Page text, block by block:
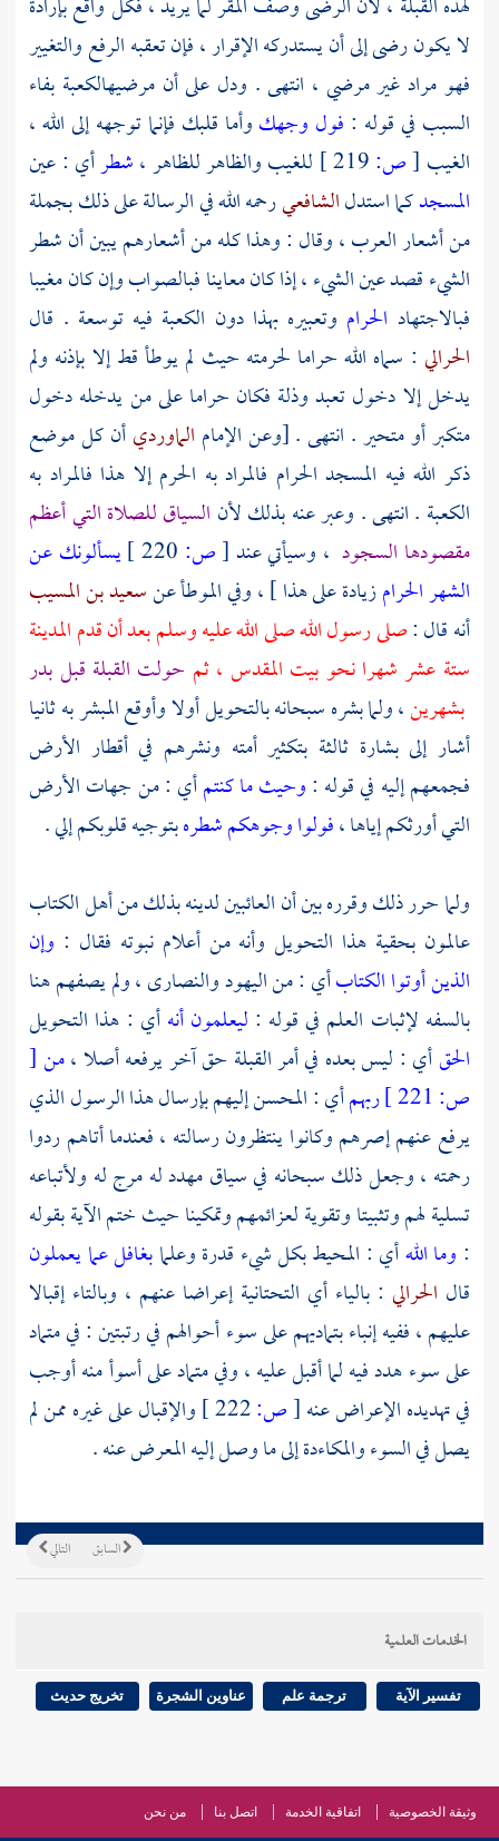
لا يكون رضى إلى أن يستدركه الإقرار ، فإن تعقبه الرفع والتغيير
فهو مراد غير مرضي ، انتهى . ودل على أن مرضيهالكعبة بفاء
السبب في قوله : فول وجهكوأما قلبك فإنما توجهه إلى الله ،
الغيب [ص: للغيب والظاهر للظاهر ،شطرأي : عين
المسجدكما استدلالشافعيرحمه الله في الرسالة على ذلك بجملة
من أشعار العرب ، وقال : وهذا كله من أشعارهم يبين أن شطر
الشيء قصد عين الشيء ، إذا كان معاينا فبالصواب وإن كان مغيبا
فبالاجتهاد الحرام وتعبيره بهذا دون الكعبة فيه توسعة . قال
الحرالي : سماه الله حراما لحرمته حيث لم يوطأ قط إلا بإذنه ولم
يدخل إلا دخول تعبد وذلة فكان حراما على من يدخله دخول
متكبر أو متحير . انتهى . [وعن الإمام الماورديأن كل موضع
ذكر الله فيه المسجد الحرام فالمراد به الحرم إلا هذا فالمراد به
الكعبة . انتهى . وعبر عنه بذلك لأن السياق للصلاة التي أعظم
مقصودها السجود ، وسيأتي عند[ص:
يسألونك عن
الشهر الحرامزيادة على هذا ] ، وفي الموطأ عنسعيد بن المسيب
أنه قال :صلى رسول الله صلى الله عليه وسلم بعد أن قدم المدينة
ستة عشر شهرا نحو بيت المقدس ، ثم حولت القبلة قبل بدر
بشهرين، ولما بشره سبحانه بالتحويل أولا وأوقع المبشر به ثانيا
أشار إلى بشارة ثالثة بتكثير أمته ونشرهم في أقطار الأرض
فجمعهم إليه في قوله :وحيث ما كنتمأي : من جهات الأرض
التي أورثكم إياها ،فولوا وجوهكم شطرهبتوجيه قلوبكم إلي .
ولما حرر ذلك وقرره بين أن العائبين لدينه بذلك من أهل الكتاب
عالمون بحقية هذا التحويل وأنه من أعلام نبوته فقال : وإن
الذين أوتوا الكتابأي : من اليهود والنصارى ، ولم يصفهم هنا
بالسفه لإثبات العلم في قوله : ليعلمون أنهأي : هذا التحويل
الحقأي : ليس بعده في أمر القبلة حق آخر يرفعه أصلا ،من[
ص:
ربهمأي : المحسن إليهم بإرسال هذا الرسول الذي
يرفع عنهم إصرهم وكانوا ينتظرون رسالته ، فعندما أتاهم ردوا
رحمته ، وجعل ذلك سبحانه في سياق مهدد له مرج له ولأتباعه
تسلية لهم وتثبيتا وتقوية لعزائمهم وتمكينا حيث ختم الآية بقوله
: وما اللهأي : المحيط بكل شيء قدرة وعلمابغافل عما يعملون
قال الحرالي : بالياء أي التحتانية إعراضا عنهم ، وبالتاء إقبالا
عليهم ، ففيه إنباء بتماديهم على سوء أحوالهم في رتبتين : في متماد
على سوء هدد فيه لما أقبل عليه ، وفي متماد على أسوأ منه أوجب
في تهديده الإعراض عنه[ص:
والإقبال على غيره ممن لم
يصل في السوء والمكاءدة إلى ما وصل إليه المعرض عنه .
التالي السابق
الخدمات العلمية
تفسير الآية ترجمة علم عناوين الشجرة تخريج حديث
وثيقة الخصوصية اتفاقية الخدمة اتصل بنا من نحن